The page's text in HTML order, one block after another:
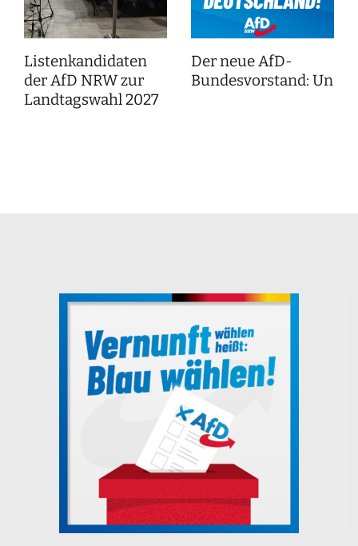
Listenkandidaten
der AfD NRW zur
Landtagswahl 2027
Der neue AfD-
Bundesvorstand: